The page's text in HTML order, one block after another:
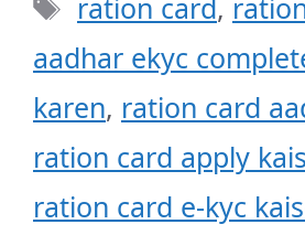
ration card,
aadhar ekyc
karen, ration card
ration card apply
ration card e-kyc